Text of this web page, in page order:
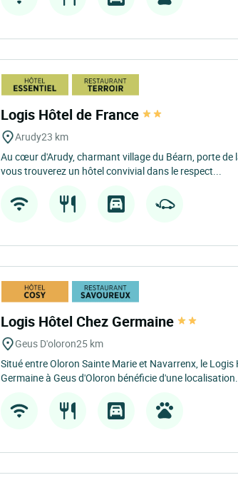
Logis Hôtel de France
Arudy23 km
Au cœur d'Arudy, charmant village du Béarn, porte de
vous trouverez un hôtel convivial dans le respect...
Logis Hôtel Chez Germaine
Geus D'oloron25 km
Situé entre Oloron Sainte Marie et Navarrenx, le Logis
Germaine à Geus d'Oloron bénéficie d'une